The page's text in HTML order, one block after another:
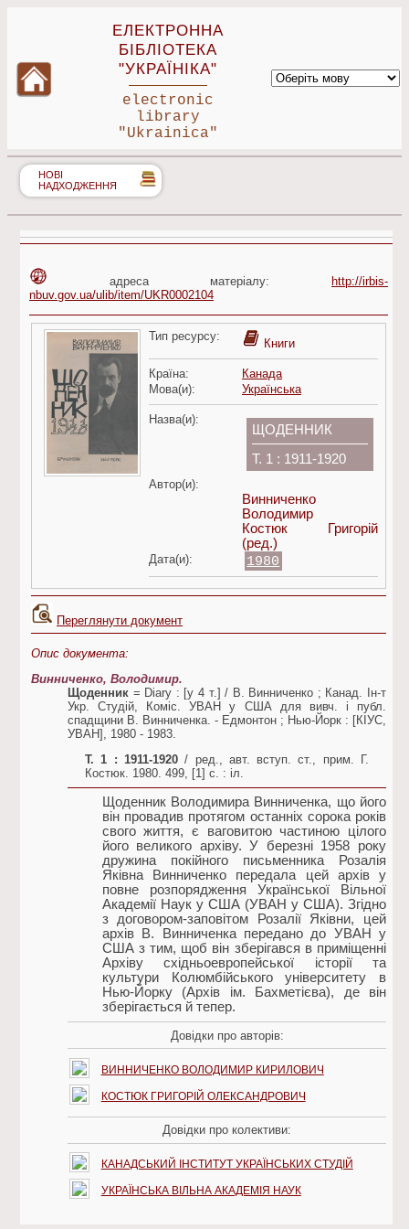
ЕЛЕКТРОННА
БІБЛІОТЕКА
"УКРАЇНІКА"
electronic
library
"Ukrainica"
НОВІ
НАДХОДЖЕННЯ
адреса матеріалу:
http://irbis-
nbuv.gov.ua/ulib/item/UKR0002104
Тип ресурсу:
Книги
Країна:
Канада
Мова(и):
Українська
Назва(и):
ЩОДЕННИК
Т. 1 : 1911-1920
Автор(и):
Винниченко
Володимир
Костюк Григорій
(ред.)
Дата(и): 1980
Переглянути документ
Опис документа:
Винниченко, Володимир.
Щоденник = Diary : [у 4 т.] / В. Винниченко ; Канад. Ін-т
Укр. Студій, Коміс. УВАН у США для вивч. і публ.
спадщини В. Винниченка. - Едмонтон ; Нью-Йорк : [КІУС,
УВАН], 1980 - 1983.
Т. 1 : 1911-1920/ ред., авт. вступ. ст., прим. Г.
Костюк. 1980. 499, [1] c. : іл.
Щоденник Володимира Винниченка, що його
він провадив протягом останніх сорока років
свого життя, є ваговитою частиною цілого
його великого архіву. У березні 1958 року
дружина покійного письменника Розалія
Яківна Винниченко передала цей архів у
повне розпорядження Української Вільної
Академії Наук у США (УВАН у США). Згідно
з договором-заповітом Розалії Яківни, цей
архів В. Винниченка передано до УВАН у
США з тим, щоб він зберігався в приміщенні
Архіву східньоевропейської історії та
культури Колюмбійського університету в
Нью-Йорку (Архів ім. Бахметієва), де він
зберігається й тепер.
Довідки про авторів:
ВИННИЧЕНКО ВОЛОДИМИР КИРИЛОВИЧ
КОСТЮК ГРИГОРІЙ ОЛЕКСАНДРОВИЧ
Довідки про колективи:
КАНАДСЬКИЙ ІНСТИТУТ УКРАЇНСЬКИХ СТУДІЙ
УКРАЇНСЬКА ВІЛЬНА АКАДЕМІЯ НАУК